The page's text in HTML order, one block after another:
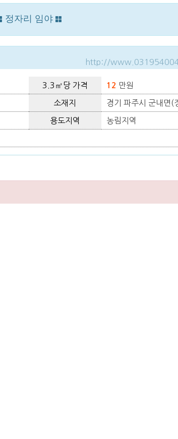
정자리 임야
http://
3.3㎡당 가격 12 만원
소재지 경기 파주시 군내면(
용도지역 농림지역